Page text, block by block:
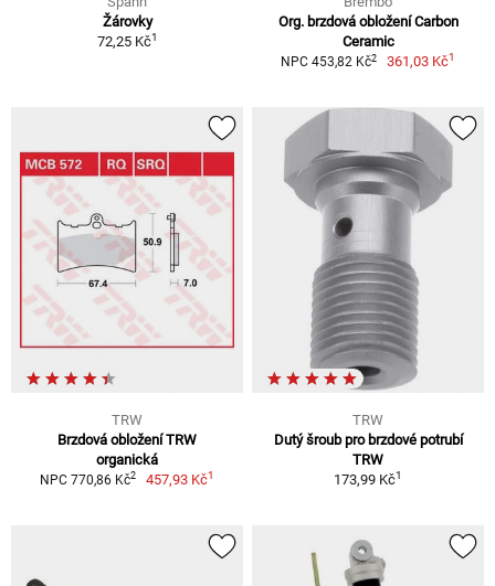
Žárovky
72,25 Kč1
Org. brzdová obložení Carbon
Ceramic
NPC 453,82 Kč2 361,03 Kč1
TRW
Brzdová obložení TRW
organická
NPC 770,86 Kč2 457,93 Kč1
TRW
Dutý šroub pro brzdové potrubí
TRW
173,99 Kč1